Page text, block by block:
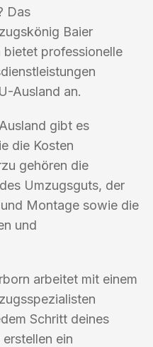
Das
Baier
bietet professionelle
Ausland an.
gibt es
die Kosten
gehören die
Umzugsguts, der
Montage sowie die
und
arbeitet mit einem
Schritt deines
ein